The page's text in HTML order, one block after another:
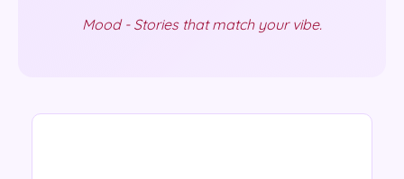
Mood - Stories that match your vibe.